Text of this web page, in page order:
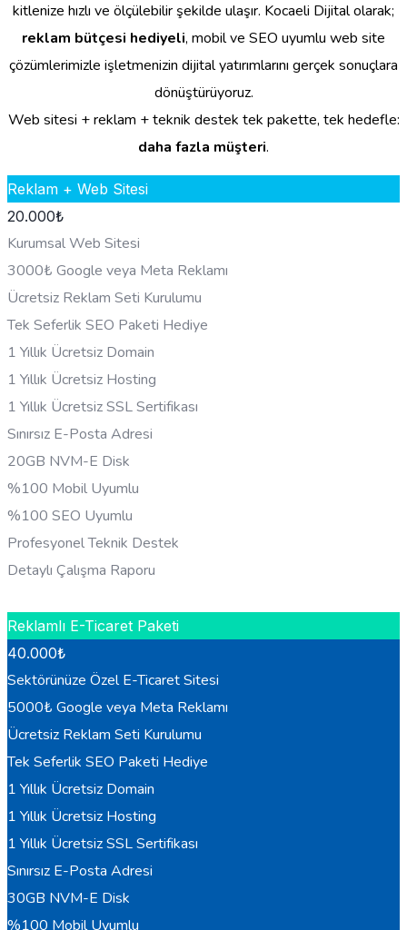
kitlenize hızlı ve ölçülebilir şekilde ulaşır. Kocaeli Dijital olarak;
reklam bütçesi hediyeli, mobil ve SEO uyumlu web site
çözümlerimizle işletmenizin dijital yatırımlarını gerçek sonuçlara
dönüştürüyoruz.
Web sitesi + reklam + teknik destek tek pakette, tek hedefle:
daha fazla müşteri.
Reklam + Web Sitesi
20.000₺
Kurumsal Web Sitesi
3000₺ Google veya Meta Reklamı
Ücretsiz Reklam Seti Kurulumu
Tek Seferlik SEO Paketi Hediye
1 Yıllık Ücretsiz Domain
1 Yıllık Ücretsiz Hosting
1 Yıllık Ücretsiz SSL Sertifikası
Sınırsız E-Posta Adresi
20GB NVM-E Disk
%100 Mobil Uyumlu
%100 SEO Uyumlu
Profesyonel Teknik Destek
Detaylı Çalışma Raporu
Reklamlı E-Ticaret Paketi
40.000₺
Sektörünüze Özel E-Ticaret Sitesi
5000₺ Google veya Meta Reklamı
Ücretsiz Reklam Seti Kurulumu
Tek Seferlik SEO Paketi Hediye
1 Yıllık Ücretsiz Domain
1 Yıllık Ücretsiz Hosting
1 Yıllık Ücretsiz SSL Sertifikası
Sınırsız E-Posta Adresi
30GB NVM-E Disk
%100 Mobil Uyumlu